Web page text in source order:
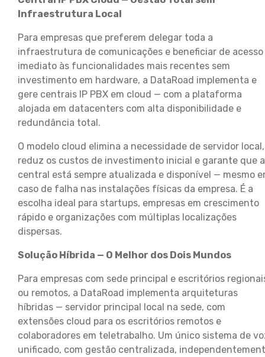
Infraestrutura Local
Para empresas que preferem delegar toda a
infraestrutura de comunicações e beneficiar de acesso
imediato às funcionalidades mais recentes sem
investimento em hardware, a DataRoad implementa e
gere centrais IP PBX em cloud — com a plataforma
alojada em datacenters com alta disponibilidade e
redundância total.
O modelo cloud elimina a necessidade de servidor local,
reduz os custos de investimento inicial e garante que a
central está sempre atualizada e disponível — mesmo
caso de falha nas instalações físicas da empresa. É a
escolha ideal para startups, empresas em crescimento
rápido e organizações com múltiplas localizações
dispersas.
Solução Híbrida — O Melhor dos Dois Mundos
Para empresas com sede principal e escritórios
ou remotos, a DataRoad implementa arquiteturas
híbridas — servidor principal local na sede, com
extensões cloud para os escritórios remotos e
colaboradores em teletrabalho. Um único sistema de
unificado, com gestão centralizada,